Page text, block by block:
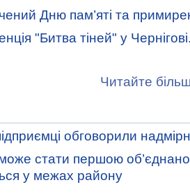
Дню пам’яті та
"Битва тіней" у
Читайте
обговорили
стати першою
у межах району